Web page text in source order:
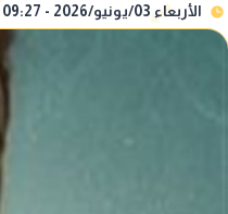
الأربعاء 03/يونيو/2026 - 09:27 ص